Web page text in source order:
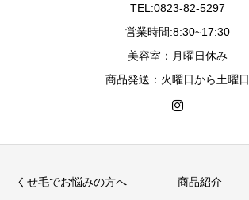
TEL:0823-82-5297
営業時間:8:30~17:30
美容室：月曜日休み
商品発送：火曜日から土曜日
くせ毛でお悩みの方へ 商品紹介